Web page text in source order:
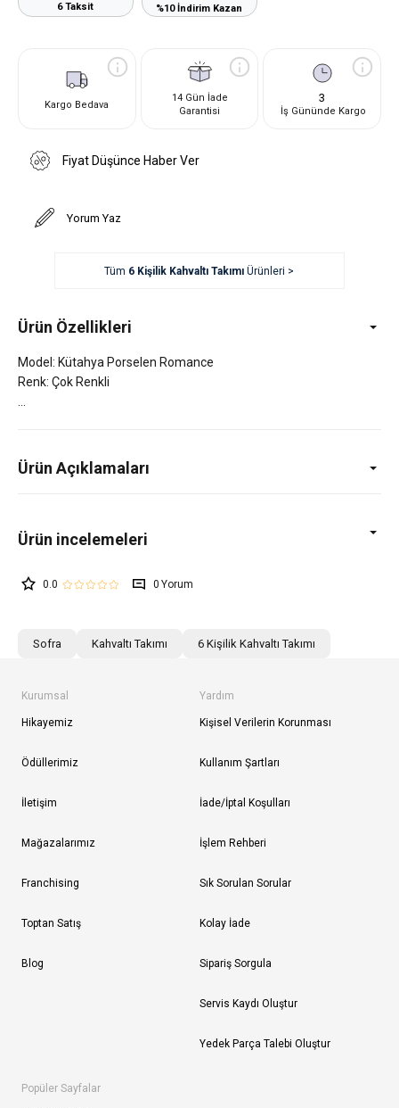
6 Taksit
%10 İndirim Kazan
Kargo Bedava
14 Gün İade
Garantisi
3
İş Gününde Kargo
Fiyat Düşünce Haber Ver
Yorum Yaz
Tüm 6 Kişilik Kahvaltı Takımı Ürünleri >
Ürün Özellikleri
Model: Kütahya Porselen Romance
Renk: Çok Renkli
Ürün Açıklamaları
0.0 0
Sofra Kahvaltı Takımı 6 Kişilik Kahvaltı Takımı
Kurumsal
Hikayemiz
Ödüllerimiz
İletişim
Mağazalarımız
Franchising
Toptan Satış
Blog
Yardım
Kişisel Verilerin Korunması
Kullanım Şartları
İade/İptal Koşulları
İşlem Rehberi
Sık Sorulan Sorular
Kolay İade
Sipariş Sorgula
Servis Kaydı Oluştur
Yedek Parça Talebi Oluştur
Popüler Sayfalar